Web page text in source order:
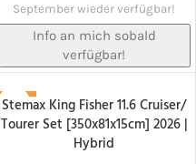
September wieder verfügbar!
Info an mich sobald
verfügbar!
-10%
NACHBESTELLT!
Stemax King Fisher 11.6 Cruiser/
Tourer Set [350x81x15cm] 2026 |
Hybrid